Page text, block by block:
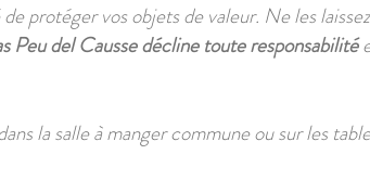
protéger vos objets de valeur. Ne les
Peu del Causse décline toute responsabilité
la salle à manger commune ou sur les